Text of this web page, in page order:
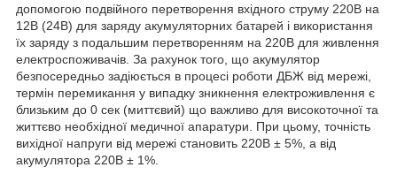
допомогою подвійного перетворення вхідного струму 220В на
12В (24В) для заряду акумуляторних батарей і використання
їх заряду з подальшим перетворенням на 220В для живлення
електроспоживачів. За рахунок того, що акумулятор
безпосередньо задіюється в процесі роботи ДБЖ від мережі,
термін перемикання у випадку зникнення електроживлення є
близьким до 0 сек (миттєвий) що важливо для високоточної та
життєво необхідної медичної апаратури. При цьому, точність
вихідної напруги від мережі становить 220В ± 5%, а від
акумулятора 220В ± 1%.